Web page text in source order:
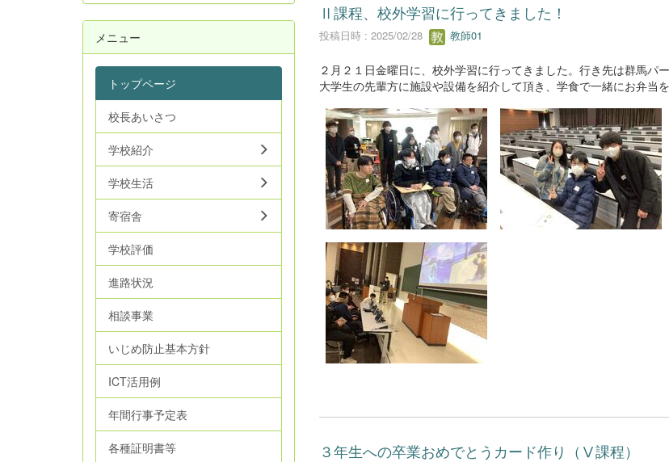
Ⅱ課程、校外学習に行ってきました！
投稿日時 : 2025/02/28 教師01
２月２１日金曜日に、校外学習に行ってきました。行き先は群馬パー
大学生の先輩方に施設や設備を紹介して頂き、学食で一緒にお弁当
３年生への卒業おめでとうカード作り（Ⅴ課程）
メニュー
トップページ
校長あいさつ
学校紹介
学校生活
寄宿舎
学校評価
進路状況
相談事業
いじめ防止基本方針
ICT活用例
年間行事予定表
各種証明書等